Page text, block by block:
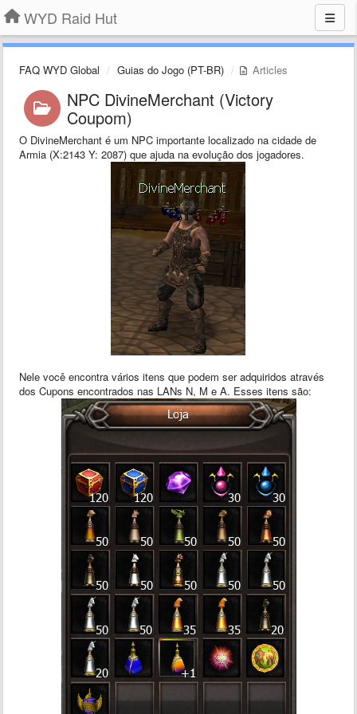
WYD Raid Hut
FAQ WYD Global Guias do Jogo (PT-BR) Articles
NPC DivineMerchant (Victory
Coupom)
O DivineMerchant é um NPC importante localizado na cidade de
Armia (X:2143 Y: 2087) que ajuda na evolução dos jogadores.
Nele você encontra vários itens que podem ser adquiridos através
dos Cupons encontrados nas LANs N, M e A. Esses itens são: